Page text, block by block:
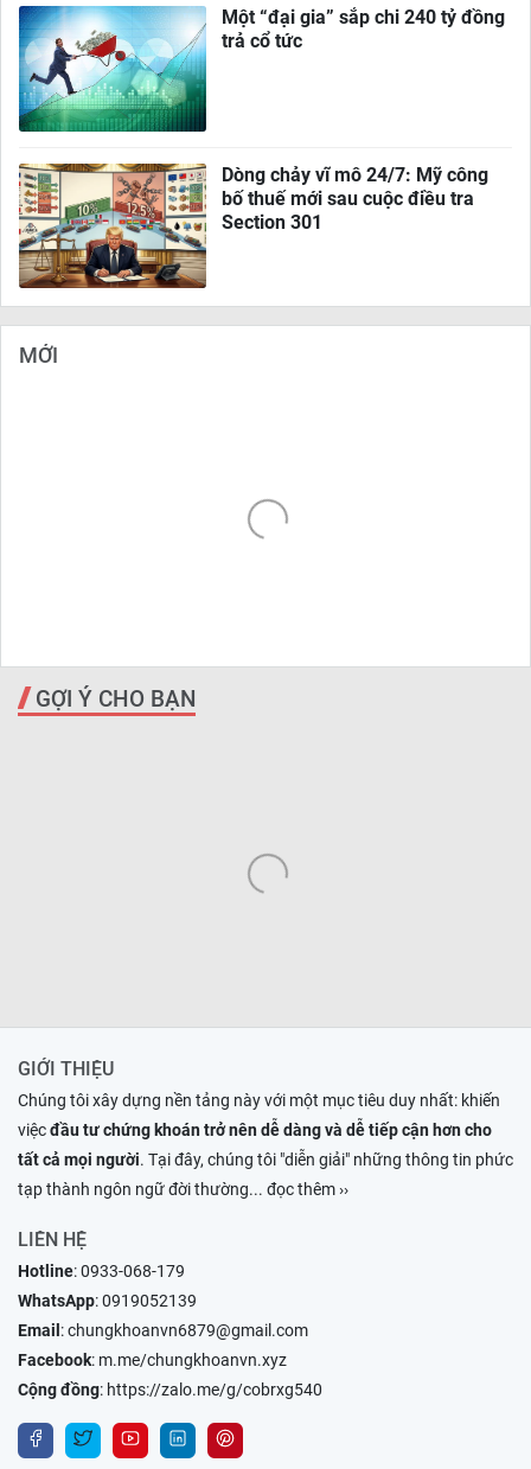
Một “đại gia” sắp chi 240 tỷ đồng
trả cổ tức
Dòng chảy vĩ mô 24/7: Mỹ công
bố thuế mới sau cuộc điều tra
Section 301
MỚI
GỢI Ý CHO BẠN
GIỚI THIỆU
Chúng tôi xây dựng nền tảng này với một mục tiêu duy nhất: khiến
việcđầu tư chứng khoán trở nên dễ dàng và dễ tiếp cận hơn cho
tất cả mọi người. Tại đây, chúng tôi "diễn giải" những thông tin phức
tạp thành ngôn ngữ đời thường... đọc thêm ››
LIÊN HỆ
Hotline:0933-068-179
WhatsApp:0919052139
Email :chungkhoanvn6879@gmail.com
Facebook: m.me/chungkhoanvn.xyz
Cộng đồng: https://zalo.me/g/cobrxg540